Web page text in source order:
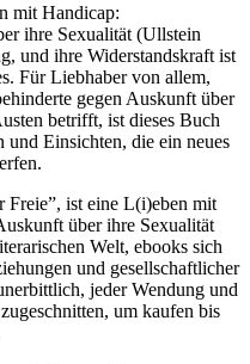
mit Handicap:
ihre Sexualität (Ullstein
und ihre Widerstandskraft ist
Für Liebhaber von allem,
gegen Auskunft über
betrifft, ist dieses Buch
und Einsichten, die ein neues
Freie”, ist eine L(i)eben mit
über ihre Sexualität
Welt, ebooks sich
und gesellschaftlicher
jeder Wendung und
um kaufen bis